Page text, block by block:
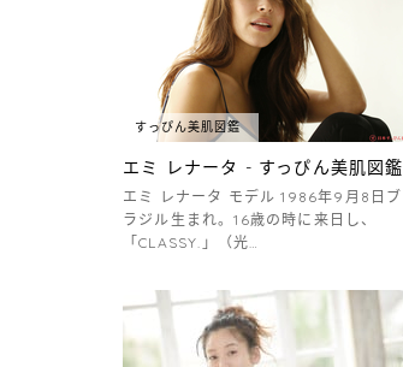
すっぴん美肌図鑑
エミ レナータ - すっぴん美肌図鑑
エミ レナータ モデル 1986年9月8日ブ
ラジル生まれ。16歳の時に来日し、
「CLASSY.」（光…